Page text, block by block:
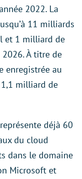
2022. La
11 milliards
et 1 milliard de
À titre de
enregistrée au
1,1 milliard de
déjà 60
du cloud
dans le domaine
Microsoft et